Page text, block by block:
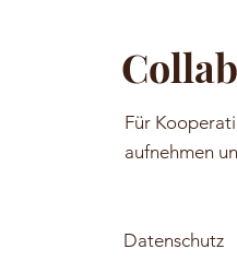
Für
aufnehmen
Datenschutz